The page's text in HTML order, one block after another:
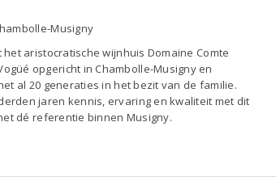
Musigny
het aristocratische wijnhuis Domaine Comte
opgericht in Chambolle-Musigny en
al 20 generaties in het bezit van de familie.
jaren kennis, ervaring en kwaliteit met dit
dé referentie binnen Musigny.